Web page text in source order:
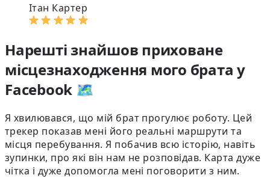
Ітан Картер
Нарешті знайшов приховане
місцезнаходження мого брата у
Facebook 🗺️
Я хвилювався, що мій брат прогулює роботу. Цей
трекер показав мені його реальні маршрути та
місця перебування. Я побачив всю історію, навіть
зупинки, про які він нам не розповідав. Карта дуже
чітка і дуже допомогла мені поговорити з ним.